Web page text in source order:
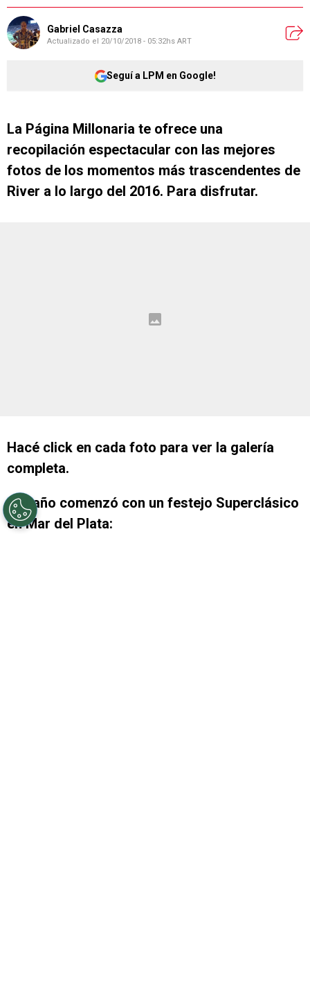
Gabriel Casazza
Actualizado el 20/10/2018 - 05:32hs ART
Seguí a LPM en Google!
La Página Millonaria te ofrece una
recopilación espectacular con las mejores
fotos de los momentos más trascendentes de
River a lo largo del 2016. Para disfrutar.
Hacé click en cada foto para ver la galería
completa.
+ El año comenzó con un festejo Superclásico
en Mar del Plata: